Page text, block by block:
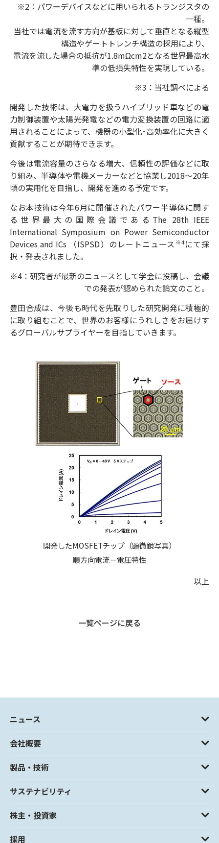
※2：パワーデバイスなどに用いられるトランジスタの
一種。
当社では電流を流す方向が基板に対して垂直となる縦型
構造やゲートトレンチ構造の採用により、
電流を流した場合の抵抗が1.8mΩcm2となる世界最高水
準の低損失特性を実現している。
※3：当社調べによる
開発した技術は、大電力を扱うハイブリッド車などの電
力制御装置や太陽光発電などの電力変換装置の回路に適
用されることによって、機器の小型化･高効率化に大きく
貢献することが期待できます。
今後は電流容量のさらなる増大、信頼性の評価などに取
り組み、半導体や電機メーカーなどと協業し2018～20年
頃の実用化を目指し、開発を進める予定です。
なお本技術は今年6月に開催されたパワー半導体に関す
る世界最大の国際会議であるThe 28th IEEE
International Symposium on Power Semiconductor
Devices and ICs （ISPSD）のレートニュース ※4にて採
択・発表されました。
※4：研究者が最新のニュースとして学会に投稿し、会議
での発表が認められた論文のこと。
豊田合成は、今後も時代を先取りした研究開発に積極的
に取り組むことで、世界のお客様にうれしさをお届けす
るグローバルサプライヤーを目指していきます。
開発したMOSFETチップ（顕微鏡写真）
順方向電流－電圧特性
以上
一覧ページに戻る
ニュース
会社概要
製品・技術
サステナビリティ
株主・投資家
採用